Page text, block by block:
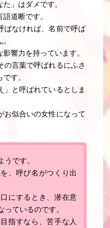
」はダメです。
語道断です。
ばなければ、名前で呼ば
影響力を持っています。
の言葉で呼ばれるにふさ
す。
」と呼ばれているとしま
お似合いの女性になって
うです。
、呼び名がつくり出
にするとき、潜在意
ているのです。
指すなら、苦手な人